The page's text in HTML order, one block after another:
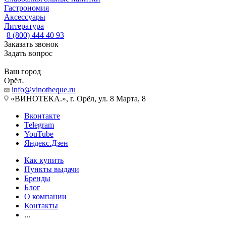
Гастрономия
Аксессуары
Литература
8 (800) 444 40 93
Заказать звонок
Задать вопрос
Ваш город
Орёл
info@vinotheque.ru
«ВИНОТЕКА.», г. Орёл, ул. 8 Марта, 8
Вконтакте
Telegram
YouTube
Яндекс.Дзен
Как купить
Пункты выдачи
Бренды
Блог
О компании
Контакты
...